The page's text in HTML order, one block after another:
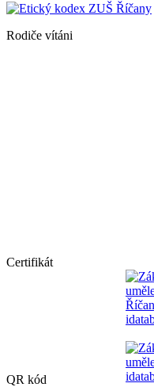
Etický kodex ZUŠ Říčany
Rodiče vítáni
Certifikát
QR kód